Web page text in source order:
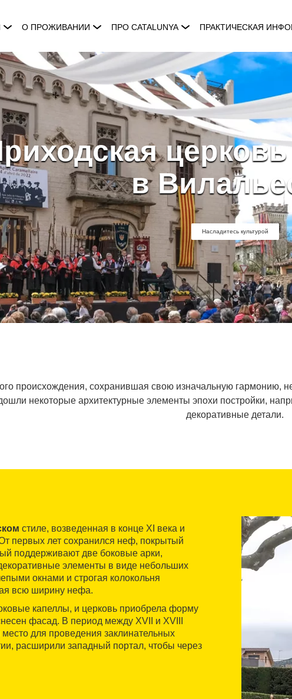
О ПРОЖИВАНИИ ПРО CATALUNYA ПРАКТИЧЕСКАЯ
в
Насладитесь культурой
происхождения, сохранившая свою изначальную гармонию,
некоторые архитектурные элементы эпохи постройки,
декоративные детали.
стиле, возведенная в конце XI века и
первых лет сохранился неф, покрытый
поддерживают две боковые арки,
элементы в виде небольших
окнами и строгая колокольня
всю ширину нефа.
капеллы, и церковь приобрела форму
фасад. В период между XVII и XVIII
для проведения заклинательных
расширили западный портал, чтобы через